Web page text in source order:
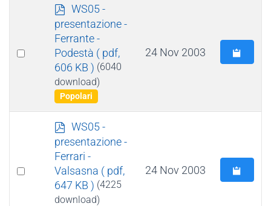
Select
p
d
f
WS05 -
presentazione -
Ferrante -
Podestà ( pdf,
606 KB ) (6040
download)
Popolari
24 Nov 2003
Select
p
d
f
WS05 -
presentazione -
Ferrari -
Valsasna ( pdf,
647 KB ) (4225
download)
24 Nov 2003